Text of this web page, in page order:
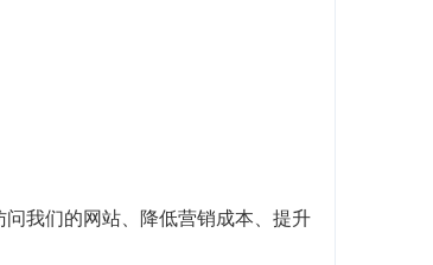
我们的网站、降低营销成本、提升